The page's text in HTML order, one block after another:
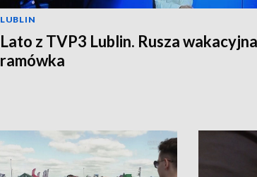
LUBLIN
Lato z TVP3 Lublin. Rusza wakacyjna
ramówka